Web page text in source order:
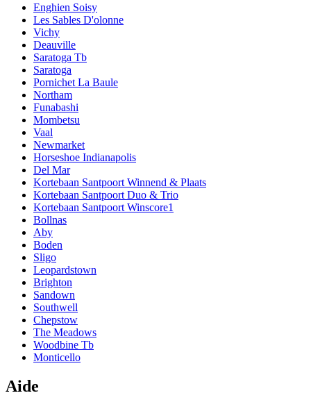
Enghien Soisy
Les Sables D'olonne
Vichy
Deauville
Saratoga Tb
Saratoga
Pornichet La Baule
Northam
Funabashi
Mombetsu
Vaal
Newmarket
Horseshoe Indianapolis
Del Mar
Kortebaan Santpoort Winnend & Plaats
Kortebaan Santpoort Duo & Trio
Kortebaan Santpoort Winscore1
Bollnas
Aby
Boden
Sligo
Leopardstown
Brighton
Sandown
Southwell
Chepstow
The Meadows
Woodbine Tb
Monticello
Aide